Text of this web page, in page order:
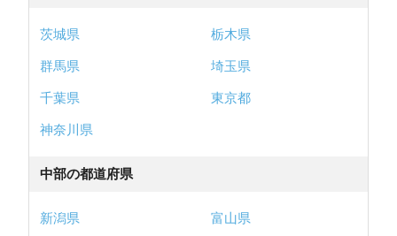
茨城県
栃木県
群馬県
埼玉県
千葉県
東京都
神奈川県
中部の都道府県
新潟県
富山県